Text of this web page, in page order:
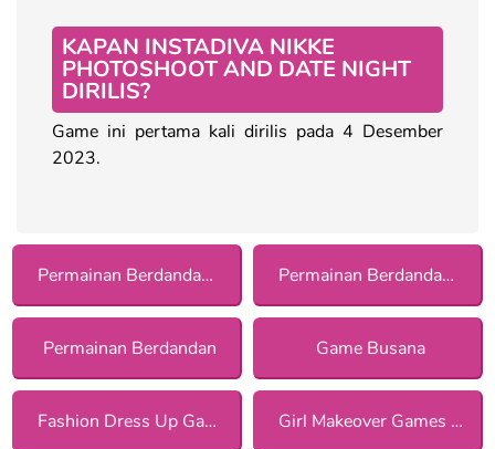
KAPAN INSTADIVA NIKKE
PHOTOSHOOT AND DATE NIGHT
DIRILIS?
Game ini pertama kali dirilis pada 4 Desember
2023.
Permainan Berdandan dengan Asesoris Permainan Berdandan untuk Kencan bagi Anak Perempuan
Permainan Berdandan Game Busana
Fashion Dress Up Games Girl Makeover Games for Girls